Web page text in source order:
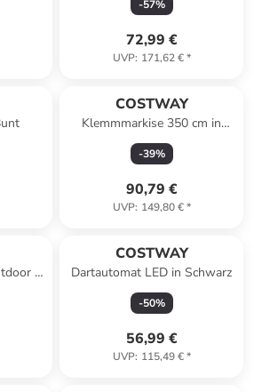
-57%
72,99 €
UVP: 171,62 €*
COSTWAY
Klemmmarkise 350 cm in
Grau
-39%
90,79 €
UVP: 149,80 €*
in
COSTWAY
Dartautomat LED in Schwarz
-50%
56,99 €
UVP: 115,49 €*